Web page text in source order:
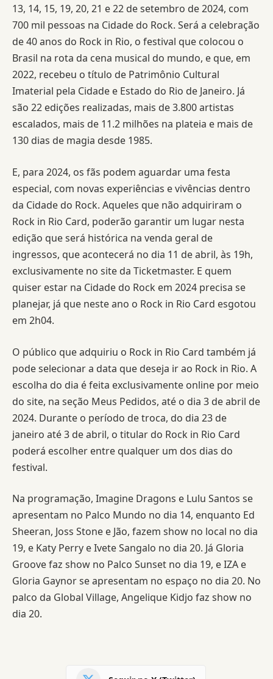
13, 14, 15, 19, 20, 21 e 22 de setembro de 2024, com
700 mil pessoas na Cidade do Rock. Será a celebração
de 40 anos do Rock in Rio, o festival que colocou o
Brasil na rota da cena musical do mundo, e que, em
2022, recebeu o título de Patrimônio Cultural
Imaterial pela Cidade e Estado do Rio de Janeiro. Já
são 22 edições realizadas, mais de 3.800 artistas
escalados, mais de 11.2 milhões na plateia e mais de
130 dias de magia desde 1985.
E, para 2024, os fãs podem aguardar uma festa
especial, com novas experiências e vivências dentro
da Cidade do Rock. Aqueles que não adquiriram o
Rock in Rio Card, poderão garantir um lugar nesta
edição que será histórica na venda geral de
ingressos, que acontecerá no dia 11 de abril, às 19h,
exclusivamente no site da Ticketmaster. E quem
quiser estar na Cidade do Rock em 2024 precisa se
planejar, já que neste ano o Rock in Rio Card esgotou
em 2h04.
O público que adquiriu o Rock in Rio Card também já
pode selecionar a data que deseja ir ao Rock in Rio. A
escolha do dia é feita exclusivamente online por meio
do site, na seção Meus Pedidos, até o dia 3 de abril de
2024. Durante o período de troca, do dia 23 de
janeiro até 3 de abril, o titular do Rock in Rio Card
poderá escolher entre qualquer um dos dias do
festival.
Na programação, Imagine Dragons e Lulu Santos se
apresentam no Palco Mundo no dia 14, enquanto Ed
Sheeran, Joss Stone e Jão, fazem show no local no dia
19, e Katy Perry e Ivete Sangalo no dia 20. Já Gloria
Groove faz show no Palco Sunset no dia 19, e IZA e
Gloria Gaynor se apresentam no espaço no dia 20. No
palco da Global Village, Angelique Kidjo faz show no
dia 20.